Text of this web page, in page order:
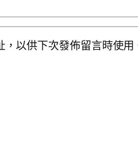
以供下次發佈留言時使用